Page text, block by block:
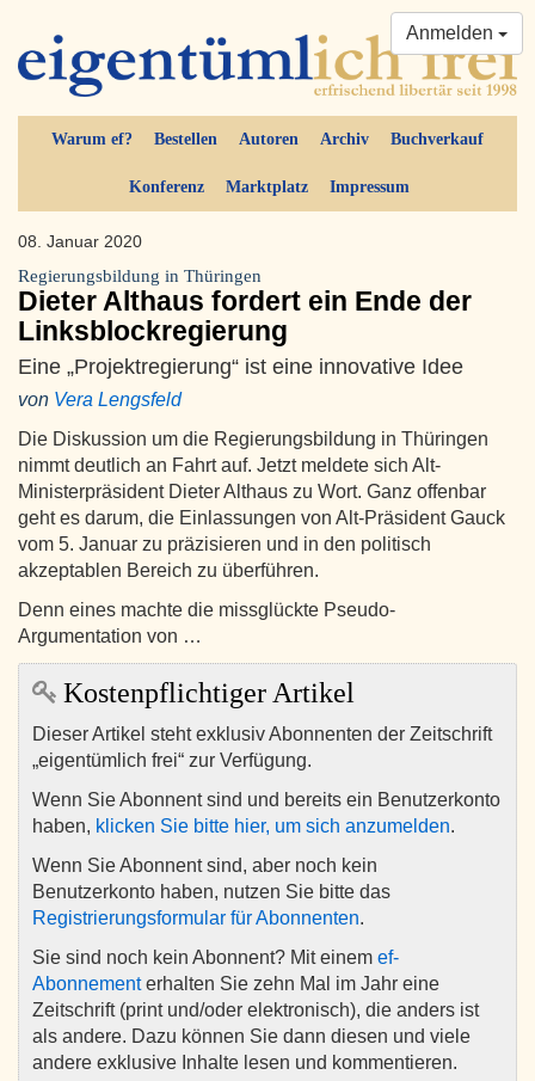
Warum ef? Bestellen Autoren Archiv Buchverkauf
Konferenz Marktplatz Impressum
Anmelden
08. Januar 2020
Regierungsbildung in Thüringen
Dieter Althaus fordert ein Ende der
Linksblockregierung
Eine „Projektregierung“ ist eine innovative Idee
von Vera Lengsfeld
Die Diskussion um die Regierungsbildung in Thüringen
nimmt deutlich an Fahrt auf. Jetzt meldete sich Alt-
Ministerpräsident Dieter Althaus zu Wort. Ganz offenbar
geht es darum, die Einlassungen von Alt-Präsident Gauck
vom 5. Januar zu präzisieren und in den politisch
akzeptablen Bereich zu überführen.
Denn eines machte die missglückte Pseudo-
Argumentation von …
Kostenpflichtiger Artikel
Dieser Artikel steht exklusiv Abonnenten der Zeitschrift
„eigentümlich frei“ zur Verfügung.
Wenn Sie Abonnent sind und bereits ein Benutzerkonto
haben, klicken Sie bitte hier, um sich anzumelden.
Wenn Sie Abonnent sind, aber noch kein
Benutzerkonto haben, nutzen Sie bitte das
Registrierungsformular für Abonnenten.
Sie sind noch kein Abonnent? Mit einem ef-
Abonnementerhalten Sie zehn Mal im Jahr eine
Zeitschrift (print und/oder elektronisch), die anders ist
als andere. Dazu können Sie dann diesen und viele
andere exklusive Inhalte lesen und kommentieren.